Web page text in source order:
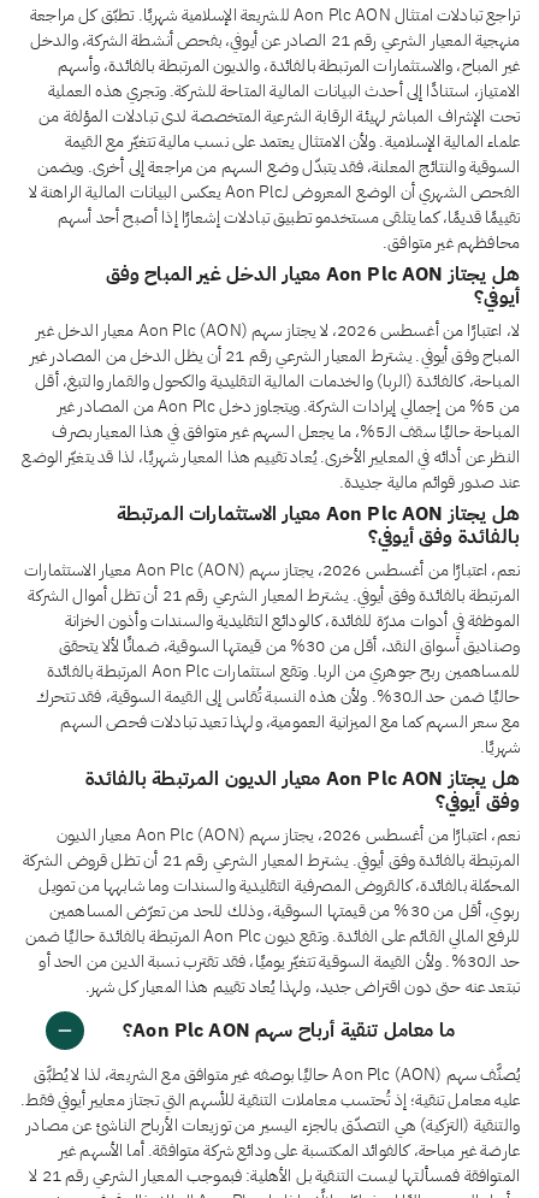
تراجع تبادلات امتثال Aon Plc AON للشريعة الإسلامية شهريًا. تطبّق كل مراجعة
منهجية المعيار الشرعي رقم 21 الصادر عن أيوفي، بفحص أنشطة الشركة، والدخل
غير المباح، والاستثمارات المرتبطة بالفائدة، والديون المرتبطة بالفائدة، وأسهم
الامتياز، استنادًا إلى أحدث البيانات المالية المتاحة للشركة. وتجري هذه العملية
تحت الإشراف المباشر لهيئة الرقابة الشرعية المتخصصة لدى تبادلات المؤلفة من
علماء المالية الإسلامية. ولأن الامتثال يعتمد على نسب مالية تتغيّر مع القيمة
السوقية والنتائج المعلنة، فقد يتبدّل وضع السهم من مراجعة إلى أخرى. ويضمن
الفحص الشهري أن الوضع المعروض لـAon Plc يعكس البيانات المالية الراهنة لا
تقييمًا قديمًا، كما يتلقى مستخدمو تطبيق تبادلات إشعارًا إذا أصبح أحد أسهم
محافظهم غير متوافق.
هل يجتاز Aon Plc AON معيار الدخل غير المباح وفق
أيوفي؟
لا، اعتبارًا من أغسطس 2026، لا يجتاز سهم Aon Plc (AON) معيار الدخل غير
المباح وفق أيوفي. يشترط المعيار الشرعي رقم 21 أن يظل الدخل من المصادر غير
المباحة، كالفائدة (الربا) والخدمات المالية التقليدية والكحول والقمار والتبغ، أقل
من 5% من إجمالي إيرادات الشركة. ويتجاوز دخل Aon Plc من المصادر غير
المباحة حاليًا سقف الـ5%، ما يجعل السهم غير متوافق في هذا المعيار بصرف
النظر عن أدائه في المعايير الأخرى. يُعاد تقييم هذا المعيار شهريًا، لذا قد يتغيّر الوضع
عند صدور قوائم مالية جديدة.
هل يجتاز Aon Plc AON معيار الاستثمارات المرتبطة
بالفائدة وفق أيوفي؟
نعم، اعتبارًا من أغسطس 2026، يجتاز سهم Aon Plc (AON) معيار الاستثمارات
المرتبطة بالفائدة وفق أيوفي. يشترط المعيار الشرعي رقم 21 أن تظل أموال الشركة
الموظفة في أدوات مدرّة للفائدة، كالودائع التقليدية والسندات وأذون الخزانة
وصناديق أسواق النقد، أقل من 30% من قيمتها السوقية، ضمانًا لألا يتحقق
للمساهمين ربح جوهري من الربا. وتقع استثمارات Aon Plc المرتبطة بالفائدة
حاليًا ضمن حد الـ30%. ولأن هذه النسبة تُقاس إلى القيمة السوقية، فقد تتحرك
مع سعر السهم كما مع الميزانية العمومية، ولهذا تعيد تبادلات فحص السهم
شهريًا.
هل يجتاز Aon Plc AON معيار الديون المرتبطة بالفائدة
وفق أيوفي؟
نعم، اعتبارًا من أغسطس 2026، يجتاز سهم Aon Plc (AON) معيار الديون
المرتبطة بالفائدة وفق أيوفي. يشترط المعيار الشرعي رقم 21 أن تظل قروض الشركة
المحمّلة بالفائدة، كالقروض المصرفية التقليدية والسندات وما شابهها من تمويل
ربوي، أقل من 30% من قيمتها السوقية، وذلك للحد من تعرّض المساهمين
للرفع المالي القائم على الفائدة. وتقع ديون Aon Plc المرتبطة بالفائدة حاليًا ضمن
حد الـ30%. ولأن القيمة السوقية تتغيّر يوميًا، فقد تقترب نسبة الدين من الحد أو
تبتعد عنه حتى دون اقتراض جديد، ولهذا يُعاد تقييم هذا المعيار كل شهر.
ما معامل تنقية أرباح سهم Aon Plc AON؟
يُصنَّف سهم Aon Plc (AON) حاليًا بوصفه غير متوافق مع الشريعة، لذا لا يُطبَّق
عليه معامل تنقية؛ إذ تُحتسب معاملات التنقية للأسهم التي تجتاز معايير أيوفي فقط.
والتنقية (التزكية) هي التصدّق بالجزء اليسير من توزيعات الأرباح الناشئ عن مصادر
عارضة غير مباحة، كالفوائد المكتسبة على ودائع شركة متوافقة. أما الأسهم غير
المتوافقة فمسألتها ليست التنقية بل الأهلية: فبموجب المعيار الشرعي رقم 21 لا